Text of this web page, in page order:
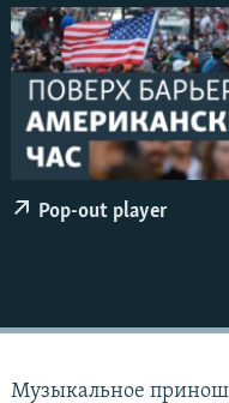
Pop-out player
Музыкальное